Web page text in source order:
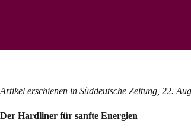
Artikel erschienen in Süddeutsche Zeitung, 22.
Der Hardliner für sanfte Energien